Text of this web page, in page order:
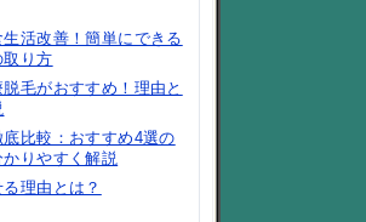
活改善！簡単にできる
取り方
毛がおすすめ！理由と
比較：おすすめ4選の
りやすく解説
理由とは？